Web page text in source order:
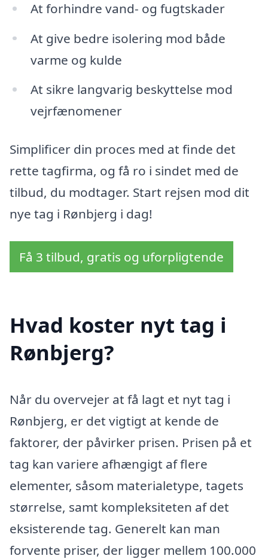
At forhindre vand- og fugtskader
At give bedre isolering mod både
varme og kulde
At sikre langvarig beskyttelse mod
vejrfænomener
Simplificer din proces med at finde det
rette tagfirma, og få ro i sindet med de
tilbud, du modtager. Start rejsen mod dit
nye tag i Rønbjerg i dag!
Få 3 tilbud, gratis og uforpligtende
Hvad koster nyt tag i
Rønbjerg?
Når du overvejer at få lagt et nyt tag i
Rønbjerg, er det vigtigt at kende de
faktorer, der påvirker prisen. Prisen på et
tag kan variere afhængigt af flere
elementer, såsom materialetype, tagets
størrelse, samt kompleksiteten af det
eksisterende tag. Generelt kan man
forvente priser, der ligger mellem 100.000